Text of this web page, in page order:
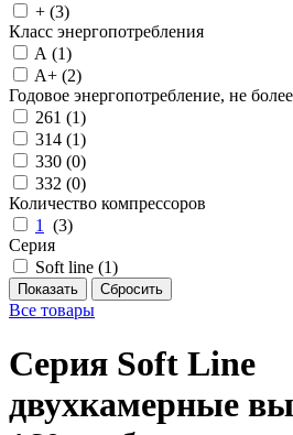
+ (3)
Класс энергопотребления
A (1)
A+ (2)
Годовое энергопотребление, не более
261 (1)
314 (1)
330 (0)
332 (0)
Количество компрессоров
1
(3)
Серия
Soft line (1)
Все товары
Серия Soft Line
двухкамерные